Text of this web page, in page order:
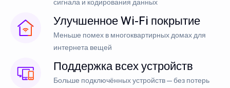
сигнала и кодирования данных
Улучшенное Wi-Fi покрытие
Меньше помех в многоквартирных домах для
интернета вещей
Поддержка всех устройств
Больше подключённых устройств — без потерь